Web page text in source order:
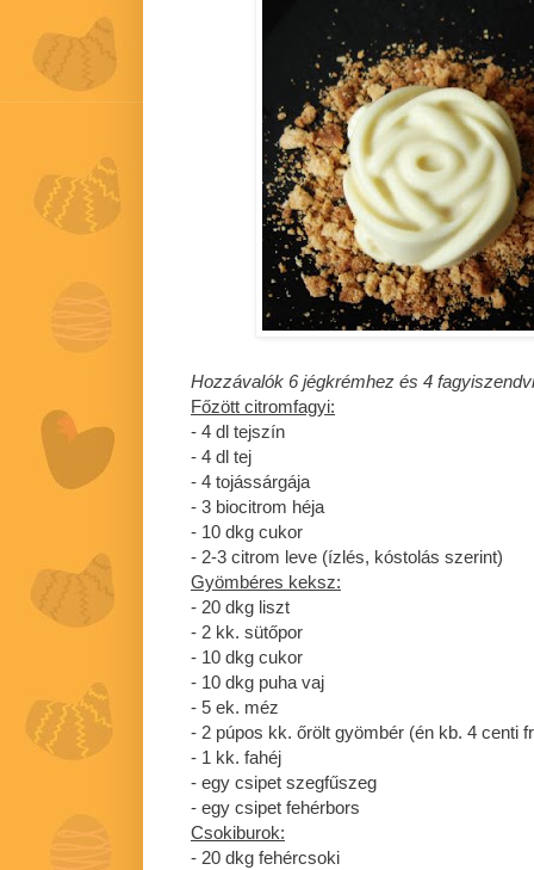
Hozzávalók 6 jégkrémhez és 4
Főzött citromfagyi:
- 4 dl tejszín
- 4 dl tej
- 4 tojássárgája
- 3 biocitrom héja
- 10 dkg cukor
- 2-3 citrom leve (ízlés, kóstolás szerint)
Gyömbéres keksz:
- 20 dkg liszt
- 2 kk. sütőpor
- 10 dkg cukor
- 10 dkg puha vaj
- 5 ek. méz
- 2 púpos kk. őrölt gyömbér (én kb. 4 centi
- 1 kk. fahéj
- egy csipet szegfűszeg
- egy csipet fehérbors
Csokiburok:
- 20 dkg fehércsoki